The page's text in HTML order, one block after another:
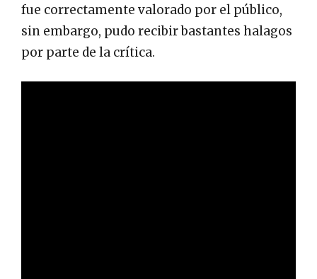
fue correctamente valorado por el público,
sin embargo, pudo recibir bastantes halagos
por parte de la crítica.